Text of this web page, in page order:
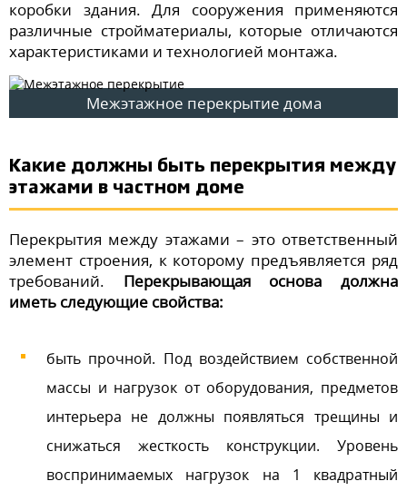
коробки здания. Для сооружения применяются
различные стройматериалы, которые отличаются
характеристиками и технологией монтажа.
Межэтажное перекрытие дома
Какие должны быть перекрытия между
этажами в частном доме
Перекрытия между этажами – это ответственный
элемент строения, к которому предъявляется ряд
требований. Перекрывающая основа должна
иметь следующие свойства:
быть прочной. Под воздействием собственной
массы и нагрузок от оборудования, предметов
интерьера не должны появляться трещины и
снижаться жесткость конструкции. Уровень
воспринимаемых нагрузок на 1 квадратный